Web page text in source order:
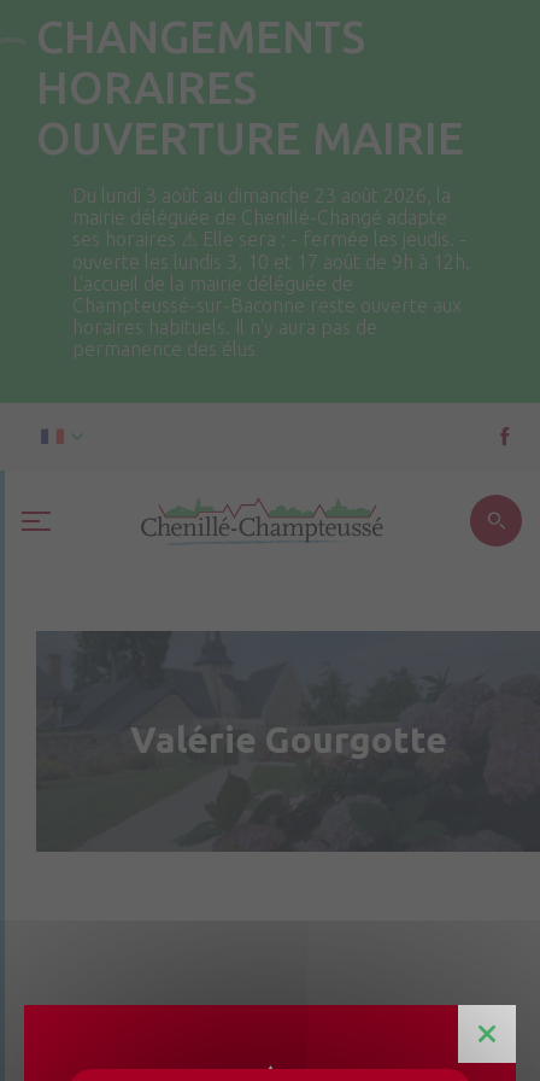
CHANGEMENTS
HORAIRES
OUVERTURE MAIRIE
Du lundi 3 août au dimanche 23 août 2026, la
mairie déléguée de Chenillé-Changé adapte
ses horaires ⚠ Elle sera : - fermée les jeudis. -
ouverte les lundis 3, 10 et 17 août de 9h à 12h.
L'accueil de la mairie déléguée de
Champteussé-sur-Baconne reste ouverte aux
horaires habituels. Il n'y aura pas de
permanence des élus
Valérie Gourgotte